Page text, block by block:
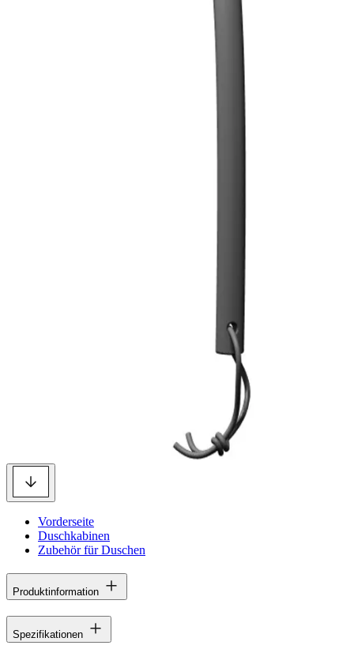
Vorderseite
Duschkabinen
Zubehör für Duschen
Produktinformation
Spezifikationen